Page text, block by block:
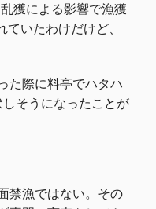
獲による影響で漁獲
いたわけだけど、
た際に料亭でハタハ
そうになったことが
禁漁ではない。その